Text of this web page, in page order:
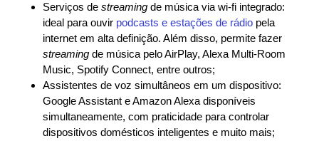
Serviços de streaming de música via wi-fi integrado:
ideal para ouvir podcasts e estações de rádio pela
internet em alta definição. Além disso, permite fazer
streaming de música pelo AirPlay, Alexa Multi-Room
Music, Spotify Connect, entre outros;
Assistentes de voz simultâneos em um dispositivo:
Google Assistant e Amazon Alexa disponíveis
simultaneamente, com praticidade para controlar
dispositivos domésticos inteligentes e muito mais;